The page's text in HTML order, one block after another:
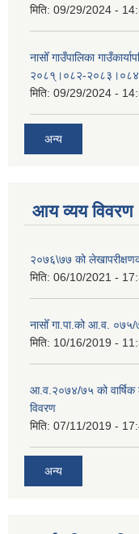
मिति: 09/29/2024 -
नासोँ गाउँपालिका
२०८१्।०८२-
मिति: 09/29/2024 -
अन्य
आय व्यय विवरण
२०७६\७७ को
मिति: 06/10/2021 -
नासोँ गा.पा.को आ.व. ०७५/
मिति: 10/16/2019 -
आ.व.२०७४/७५ को वार्षिक
विवरण
मिति: 07/11/2019 -
अन्य